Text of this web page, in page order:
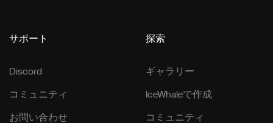
サポート
Discord
コミュニティ
お問い合わせ
探索
ギャラリー
IceWhaleで作成
コミュニティ